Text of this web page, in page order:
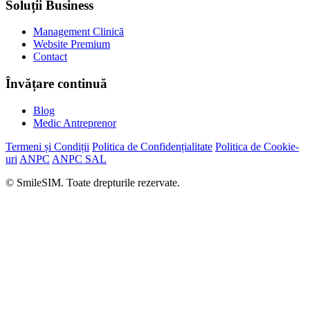
Soluții Business
Management Clinică
Website Premium
Contact
Învățare continuă
Blog
Medic Antreprenor
Termeni și Condiții Politica de Confidențialitate Politica de Cookie-
uri ANPC ANPC SAL
© SmileSIM. Toate drepturile rezervate.